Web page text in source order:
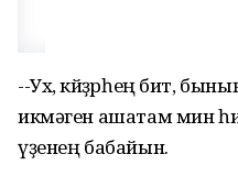
--Ух, көйҙөрһең бит,
икмәген ашатам мин
үҙенең бабайын.